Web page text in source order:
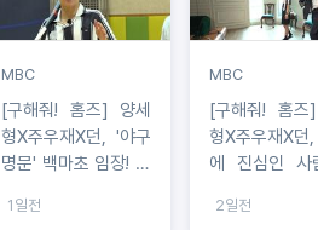
MBC
[구해줘! 홈즈] 양세
형X주우재X던, '야구
명문' 백마초 임장! 야
결에서 승리할 수 있
1일전
MBC
[구해줘! 홈즈] 양세
형X주우재X
에 진심인 사
임장!
2일전